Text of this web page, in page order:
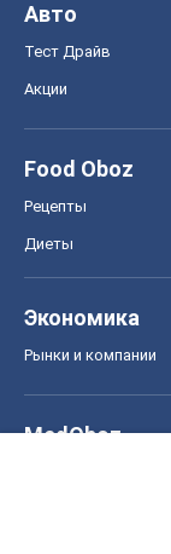
Авто
Тест Драйв
Акции
Food Oboz
Рецепты
Диеты
Экономика
Рынки и компании
MedOboz